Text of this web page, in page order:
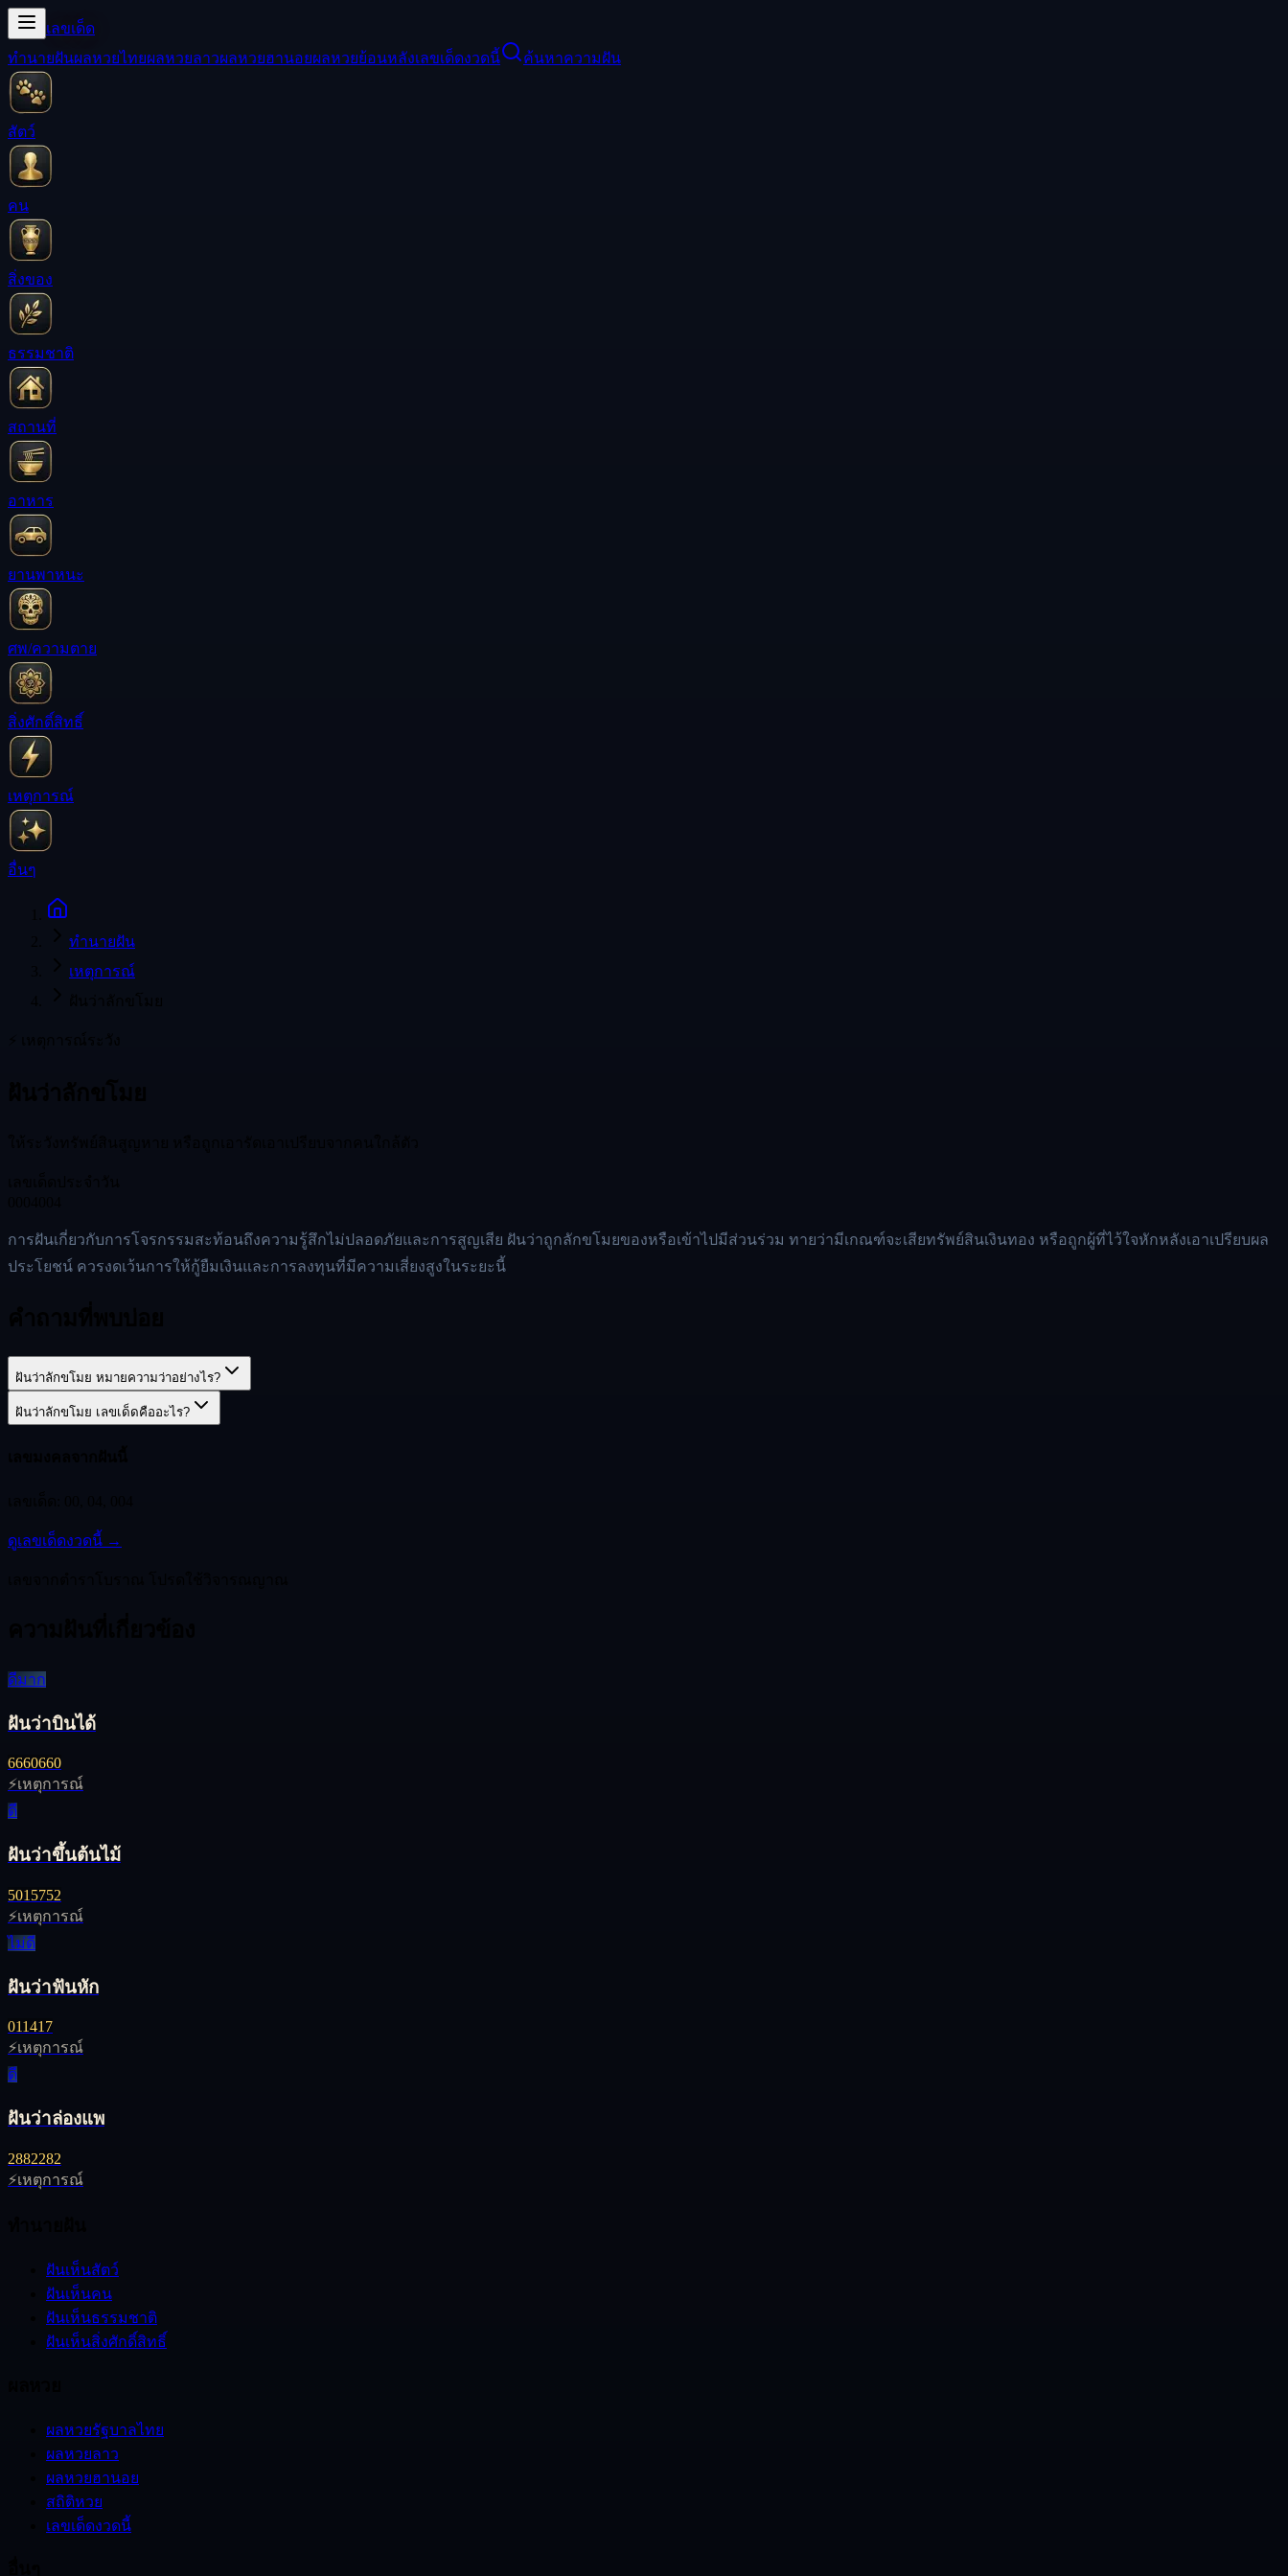
เลขเด็ด
ทำนายฝันผลหวยไทยผลหวยลาวผลหวยฮานอยผลหวยย้อนหลังเลขเด็ดงวดนี้ ค้นหาความฝัน
สัตว์
คน
สิ่งของ
ธรรมชาติ
สถานที่
อาหาร
ยานพาหนะ
ศพ/ความตาย
สิ่งศักดิ์สิทธิ์
เหตุการณ์
อื่นๆ
ทำนายฝัน
เหตุการณ์
การฝันเกี่ยวกับการโจรกรรมสะท้อนถึงความรู้สึกไม่ปลอดภัยและการสูญเสีย ฝันว่าถูกลักขโมยของหรือเข้าไปมีส่วนร่วม ทายว่ามีเกณฑ์จะเสียทรัพย์สินเงินทอง หรือถูกผู้ที่ไว้ใจหักหลังเอาเปรียบผล
ประโยชน์ ควรงดเว้นการให้กู้ยืมเงินและการลงทุนที่มีความเสี่ยงสูงในระยะนี้
ฝันว่าลักขโมย หมายความว่าอย่างไร?
ฝันว่าลักขโมย เลขเด็ดคืออะไร?
ดูเลขเด็ดงวดนี้ →
ดีมาก
ฝันว่าบินได้
6660660
⚡เหตุการณ์
ดี
ฝันว่าขึ้นต้นไม้
5015752
⚡เหตุการณ์
ไม่ดี
ฝันว่าฟันหัก
011417
⚡เหตุการณ์
ดี
ฝันว่าล่องแพ
2882282
⚡เหตุการณ์
ฝันเห็นสัตว์
ฝันเห็นคน
ฝันเห็นธรรมชาติ
ฝันเห็นสิ่งศักดิ์สิทธิ์
ผลหวยรัฐบาลไทย
ผลหวยลาว
ผลหวยฮานอย
สถิติหวย
เลขเด็ดงวดนี้